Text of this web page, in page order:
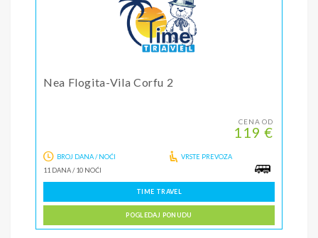
Nea Flogita-Vila Corfu 2
CENA OD
119 €
BROJ DANA / NOĆI
11 DANA/10 NOĆI
VRSTE PREVOZA
TIME TRAVEL
POGLEDAJ PONUDU